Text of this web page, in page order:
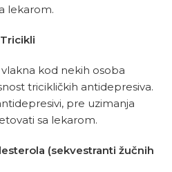
lekarom.
kod nekih osoba
tricikličkih antidepresiva.
pre uzimanja
sa lekarom.
(sekvestranti žučnih